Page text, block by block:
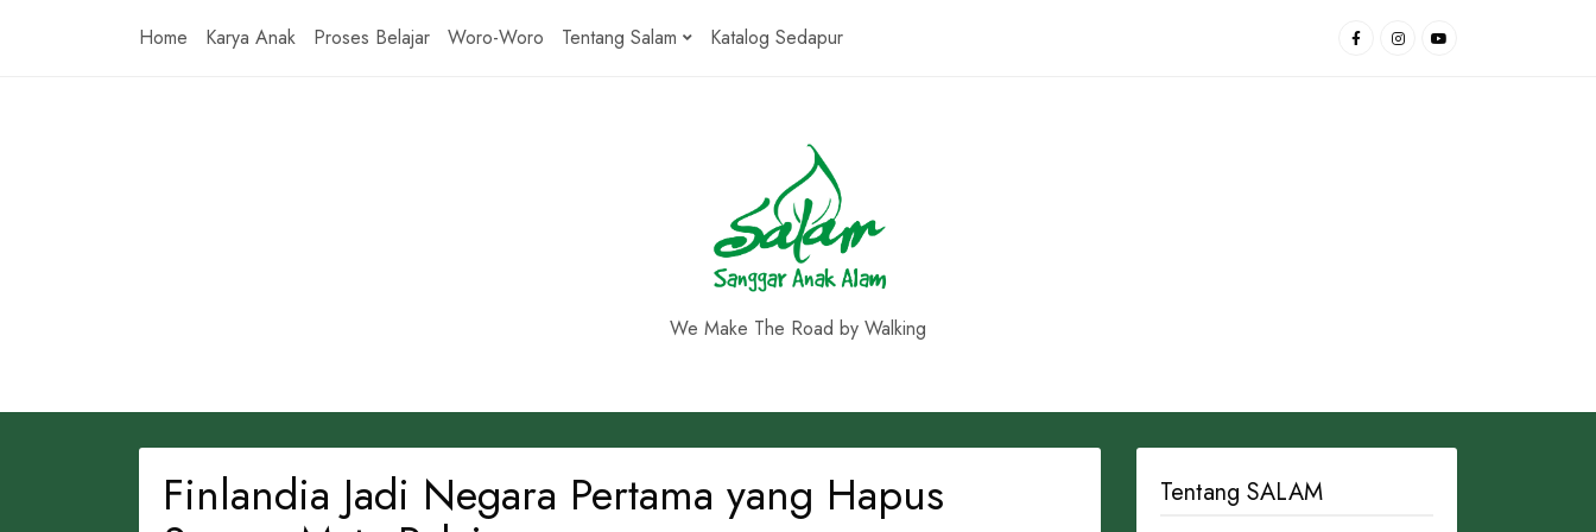
Home Karya Anak Proses Belajar Woro-Woro Tentang Salam Katalog Sedapur
We Make The Road by Walking
Finlandia Jadi Negara Pertama yang Hapus Tentang SALAM